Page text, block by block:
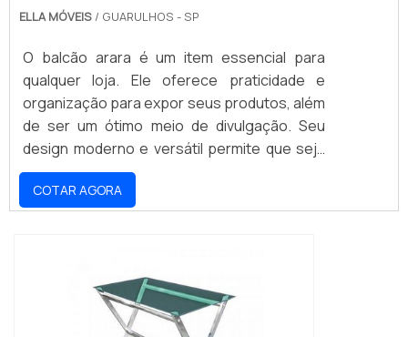
ELLA MÓVEIS / GUARULHOS - SP
O balcão arara é um item essencial para
qualquer loja. Ele oferece praticidade e
organização para expor seus produtos, além
de ser um ótimo meio de divulgação. Seu
design moderno e versátil permite que seja
usado em qualquer ambiente, seja ele
comercial ou residencial. Além disso, o
balcão arara é extremamente resistente e
procurando por um balcão arara para sua
loja, não procure mais. Aqui você encontrará
o melhor balcão arara para sua loja.
COTAR AGORA